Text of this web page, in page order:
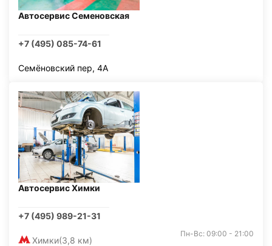
Автосервис Семеновская
+7 (495) 085-74-61
Семёновский пер, 4А
Автосервис Химки
+7 (495) 989-21-31
Химки(3,8 км)
Пн-Вс: 09:00 - 21:00